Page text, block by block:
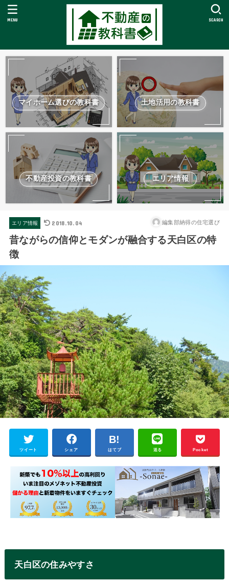
SEARCH
MENU
マイホーム選びの教科書 土地活用の教科書
不動産投資の教科書 エリア情報
エリア情報 2018.10.04 編集部納得の住宅選び
昔ながらの信仰とモダンが融合する天白区の特
徴
ツイート シェア はてブ 送る Pocket
天白区の住みやすさ